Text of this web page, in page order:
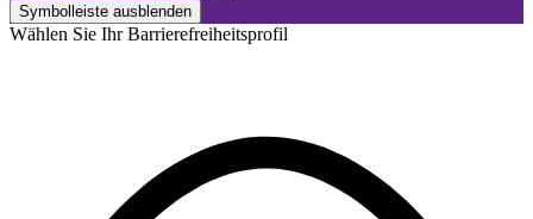
Symbolleiste ausblenden
Wählen Sie Ihr Barrierefreiheitsprofil